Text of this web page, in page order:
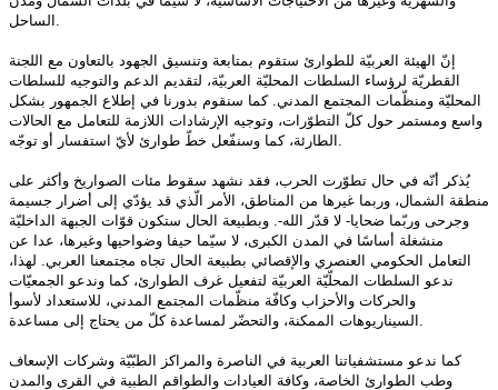
الساحل
إنّ الهيئة العربيّة للطوارئ ستقوم بمتابعة وتنسيق الجهود بالتعاون مع اللجنة
القطريّة لرؤساء السلطات المحليّة العربيّة، لتقديم الدعم والتوجيه للسلطات
المحليّة ومنظّمات المجتمع المدني. كما سنقوم بدورنا في إطلاع الجمهور بشكل
واسع ومستمر حول كلّ التطوّرات، وتوجيه الإرشادات اللازمة للتعامل مع الحالات
الطارئة، كما وسنفّعل خطّ طوارئ لأيّ استفسار أو توجّه
يُذكر أنّه في حال تطوّرت الحرب، فقد نشهد سقوط مئات الصواريخ وأكثر على
منطقة الشمال، وربما غيرها من المناطق، الأمر الّذي قد يؤدّي إلى أضرار جسيمة
وجرحى وربّما ضحايا- لا قدّر الله-. وبطبيعة الحال ستكون قوّات الجبهة الداخليّة
منشغلة أساسًا في المدن الكبرى، لا سيّما حيفا وضواحيها وغيرها، عدا عن
التعامل الحكومي العنصري والإقصائي بطبيعة الحال تجاه مجتمعنا العربي. لهذا،
ندعو السلطات المحلّيّة العربيّة لتفعيل غرف الطوارئ، كما وندعو الجمعيّات
والحركات والأحزاب وكافّة منظّمات المجتمع المدني، للاستعداد لأسوأ
السيناريوهات الممكنة، والتحضّر لمساعدة كلّ من يحتاج إلى مساعدة
كما ندعو مستشفياتنا العربية في الناصرة والمراكز الطبّيّة وشركات الإسعاف
وطب الطوارئ الخاصة، وكافة العيادات والطواقم الطبية في القرى والمدن